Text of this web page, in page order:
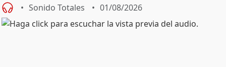
Sonido Totales 01/08/2026